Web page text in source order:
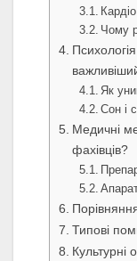
Чому
Як
Сон і
Медичні
фахівців?
Типові
Культурні